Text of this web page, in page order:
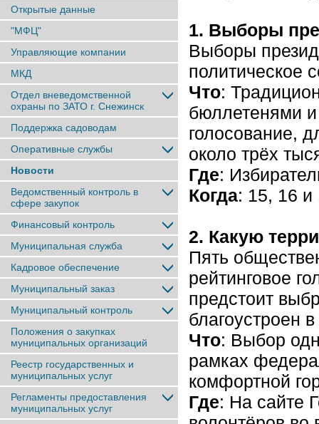
Открытые данные
"МФЦ"
Управляющие компании
МКД
Отдел вневедомственной
охраны по ЗАТО г. Снежинск
Поддержка садоводам
Оперативные службы
Новости
Ведомственный контроль в
сфере закупок
Финансовый контроль
Муниципальная служба
Кадровое обеспечение
Муниципальный заказ
Муниципальный контроль
Положения о закупках
муниципальных организаций
Реестр государственных и
муниципальных услуг
Регламенты предоставления
муниципальных услуг
1. Выборы
Выборы
политическое
Что:
бюллетенями и
голосование,
около трёх
Где:
Когда: 15, 16 и
2. Какую
Пять
рейтинговое
предстоит
благоустроен
Что: Выбор
рамках
комфортной
Где: На сайте